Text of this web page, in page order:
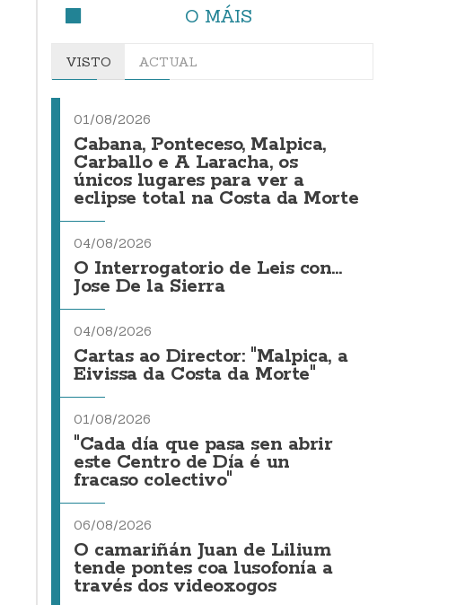
O MÁIS
VISTO ACTUAL
01/08/2026
Cabana, Ponteceso, Malpica,
Carballo e A Laracha, os
únicos lugares para ver a
eclipse total na Costa da Morte
04/08/2026
O Interrogatorio de Leis con...
Jose De la Sierra
04/08/2026
Cartas ao Director: "Malpica, a
Eivissa da Costa da Morte"
01/08/2026
"Cada día que pasa sen abrir
este Centro de Día é un
fracaso colectivo"
06/08/2026
O camariñán Juan de Lilium
tende pontes coa lusofonía a
través dos videoxogos